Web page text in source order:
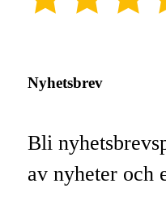
Nyhetsbrev
Bli
av nyheter och